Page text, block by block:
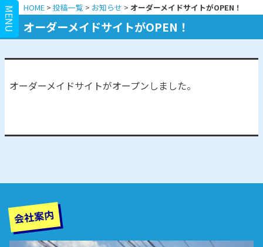
MENU HOME > 投稿一覧 > お知らせ > オーダーメイドサイトがOPEN！
オーダーメイドサイトがOPEN！
オーダーメイドサイトがオープンしました。
会社案内